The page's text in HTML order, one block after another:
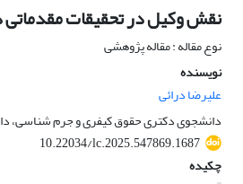
نقش وکیل در تحقیقات
نوع مقاله : مقاله پژوهشی
نویسنده
علیرضا درائی
دانشجوی دکتری حقوق کیفری و جرم شناسی،
10.22034/lc.2025.547869.1687
چکیده